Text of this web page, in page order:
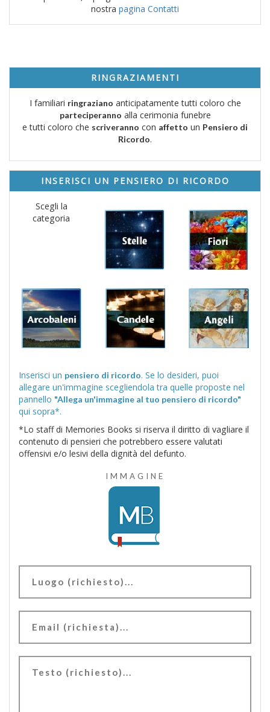
nostra pagina Contatti
RINGRAZIAMENTI
I familiari ringraziano anticipatamente tutti coloro che
parteciperanno alla cerimonia funebre
e tutti coloro che scriveranno con affetto un Pensiero di
Ricordo.
INSERISCI UN PENSIERO DI RICORDO
Scegli la
categoria
Inserisci un pensiero di ricordo. Se lo desideri, puoi
allegare un'immagine scegliendola tra quelle proposte nel
pannello "Allega un'immagine al tuo pensiero di ricordo"
qui sopra*.
*Lo staff di Memories Books si riserva il diritto di vagliare il
contenuto di pensieri che potrebbero essere valutati
offensivi e/o lesivi della dignità del defunto.
IMMAGINE